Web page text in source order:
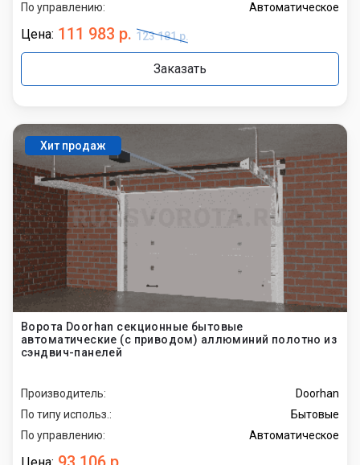
По управлению:
Автоматическое
Цена: 111 983 р. 123 181 р.
Заказать
Хит продаж
Ворота Doorhan секционные бытовые
автоматические (с приводом) аллюминий полотно из
сэндвич-панелей
Производитель:
Doorhan
По типу использ.:
Бытовые
По управлению:
Автоматическое